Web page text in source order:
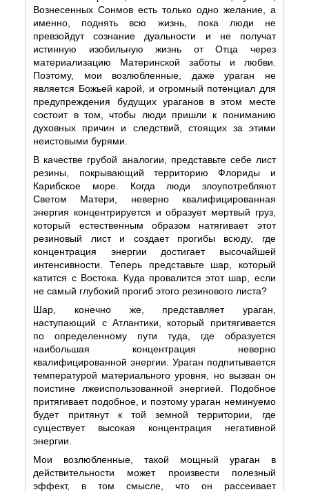
Вознесенных Сонмов есть только одно желание, а
именно, поднять всю жизнь, пока люди не
превзойдут сознание дуальности и не получат
истинную изобильную жизнь от Отца через
материализацию Материнской заботы и любви.
Поэтому, мои возлюбленные, даже ураган не
является Божьей карой, и огромный потенциал для
предупреждения будущих ураганов в этом месте
состоит в том, чтобы люди пришли к пониманию
духовных причин и следствий, стоящих за этими
неистовыми бурями.
В качестве грубой аналогии, представьте себе лист
резины, покрывающий территорию Флориды и
Карибское море. Когда люди злоупотребляют
Светом Матери, неверно квалифицированная
энергия концентрируется и образует мертвый груз,
который естественным образом натягивает этот
резиновый лист и создает прогибы всюду, где
концентрация энергии достигает высочайшей
интенсивности. Теперь представьте шар, который
катится с Востока. Куда провалится этот шар, если
не самый глубокий прогиб этого резинового листа?
Шар, конечно же, представляет ураган,
наступающий с Атлантики, который притягивается
по определенному пути туда, где образуется
наибольшая концентрация неверно
квалифицированной энергии. Ураган подпитывается
температурой материального уровня, но вызван он
поистине лжеиспользованной энергией. Подобное
притягивает подобное, и поэтому ураган неминуемо
будет притянут к той земной территории, где
существует высокая концентрация негативной
энергии.
Мои возлюбленные, такой мощный ураган в
действительности может произвести полезный
эффект, в том смысле, что он рассеивает